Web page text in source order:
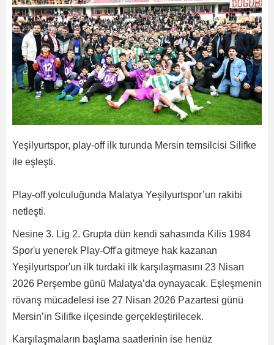
Yeşilyurtspor, play-off ilk turunda Mersin temsilcisi Silifke
ile eşleşti.
Play-off yolculuğunda Malatya Yeşilyurtspor’un rakibi
netleşti.
Nesine 3. Lig 2. Grupta dün kendi sahasında Kilis 1984
Spor'u yenerek Play-Off'a gitmeye hak kazanan
Yeşilyurtspor'un ilk turdaki ilk karşılaşmasını 23 Nisan
2026 Perşembe günü Malatya’da oynayacak. Eşleşmenin
rövanş mücadelesi ise 27 Nisan 2026 Pazartesi günü
Mersin’in Silifke ilçesinde gerçekleştirilecek.
Karşılaşmaların başlama saatlerinin ise henüz